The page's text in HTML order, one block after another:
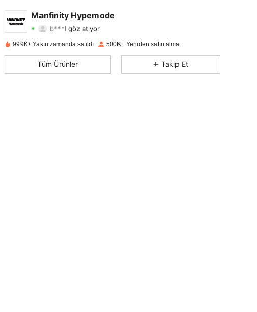
Manfinity Hypemode
b***lgöz atıyor
4,85 Derecelendirme
4,85 295K
999K+ Yakın zamanda satıldı 500K+ Yeniden satın alma
Tüm Ürünler Takip Et